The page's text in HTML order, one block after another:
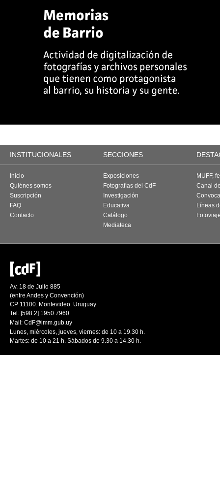
INSTITUCIONALES SECCIONES
Inicio
Quiénes somos
Suscripción
FAQ
Contacto
Exposiciones
Fotografías del CdF
Investigación
Educativa
Catálogo
Mediateca
MUFF,
Canal
Líneas
Av. 18 de Julio 885
(entre Andes y Convención)
CP 11100. Montevideo. Uruguay
Tel: [598 2] 1950 7960
Mail: CdF@imm.gub.uy
Lunes, miércoles, jueves, viernes: de 10 a 19.30 h.
Martes: de 10 a 21 h. Sábados de 9.30 a 14.30 h.